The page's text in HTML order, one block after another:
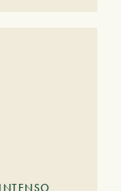
INTENSO